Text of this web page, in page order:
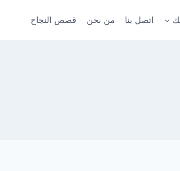
اتصل بنا من نحن قصص النجاح